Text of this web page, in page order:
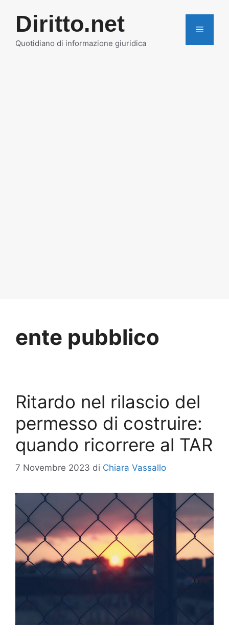
contenuto
Diritto.net
Quotidiano di informazione giuridica
MENU
ente pubblico
Ritardo nel rilascio del
permesso di costruire:
quando ricorrere al TAR
7 Novembre 2023 di Chiara Vassallo